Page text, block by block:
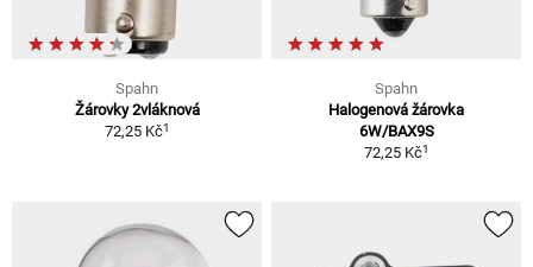
Spahn
Žárovky 2vláknová
72,25 Kč1
Spahn
Halogenová žárovka
6W/BAX9S
72,25 Kč1